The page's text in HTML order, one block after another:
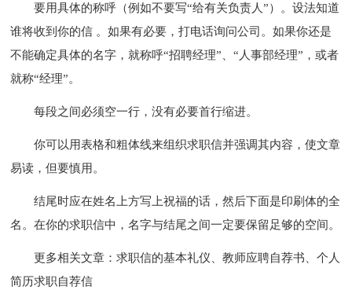
要用具体的称呼（例如不要写“给有关负责人”）。设法知道
谁将收到你的信 。如果有必要，打电话询问公司。如果你还是
不能确定具体的名字，就称呼“招聘经理”、“人事部经理”，或者
就称“经理”。
每段之间必须空一行，没有必要首行缩进。
你可以用表格和粗体线来组织求职信并强调其内容，使文章
易读，但要慎用。
结尾时应在姓名上方写上祝福的话，然后下面是印刷体的全
名。在你的求职信中，名字与结尾之间一定要保留足够的空间。
更多相关文章：求职信的基本礼仪、教师应聘自荐书、个人
简历求职自荐信